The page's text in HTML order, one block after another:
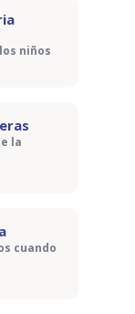
niños
la
cuando